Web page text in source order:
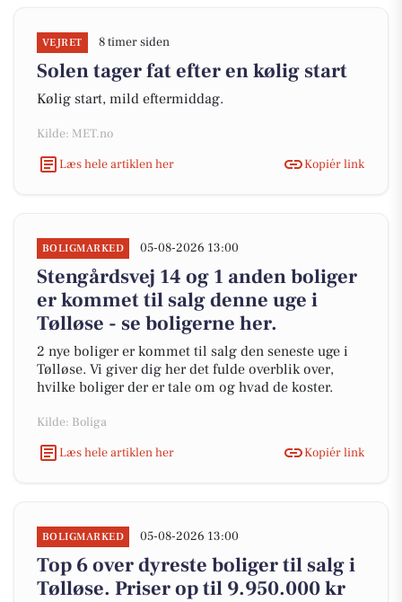
VEJRET 8 timer siden
Solen tager fat efter en kølig start
Kølig start, mild eftermiddag.
Kilde: MET.no
Læs hele artiklen her
Kopiér link
BOLIGMARKED 05-08-2026 13:00
Stengårdsvej 14 og 1 anden boliger
er kommet til salg denne uge i
Tølløse - se boligerne her.
2 nye boliger er kommet til salg den seneste uge i
Tølløse. Vi giver dig her det fulde overblik over,
hvilke boliger der er tale om og hvad de koster.
Kilde: Boliga
Læs hele artiklen her
Kopiér link
BOLIGMARKED 05-08-2026 13:00
Top 6 over dyreste boliger til salg i
Tølløse. Priser op til 9.950.000 kr